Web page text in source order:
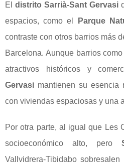
El distrito Sarrià-Sant Gervasi
espacios, como el
Parque
contraste con otros barrios más
Barcelona. Aunque barrios
atractivos históricos y
Gervasi mantienen su esencia
con viviendas espaciosas y una
Por otra parte, al igual que Les
socioeconómico alto, pero
Vallvidrera-Tibidabo